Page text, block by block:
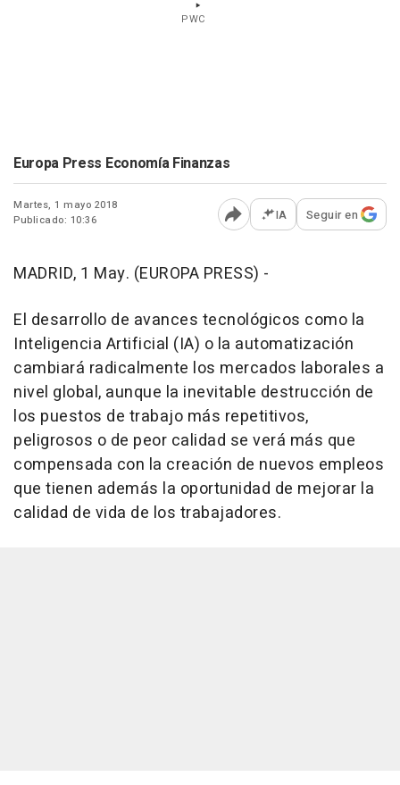
PWC
Europa Press Economía Finanzas
Martes, 1 mayo 2018
Publicado: 10:36
Abrir opciones para
IA Seguir en
MADRID, 1 May. (EUROPA PRESS) -
El desarrollo de avances tecnológicos como la
Inteligencia Artificial (IA) o la automatización
cambiará radicalmente los mercados laborales a
nivel global, aunque la inevitable destrucción de
los puestos de trabajo más repetitivos,
peligrosos o de peor calidad se verá más que
compensada con la creación de nuevos empleos
que tienen además la oportunidad de mejorar la
calidad de vida de los trabajadores.